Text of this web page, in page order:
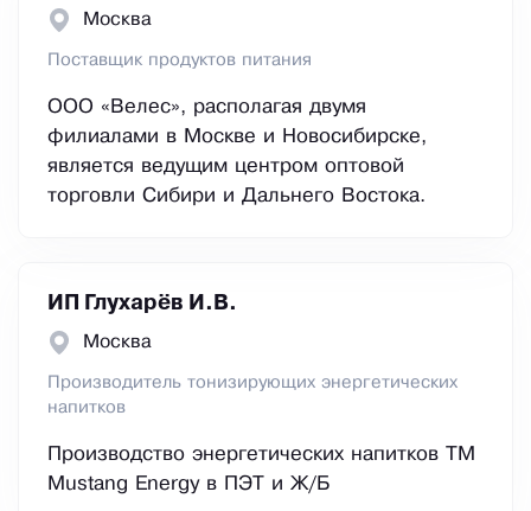
Москва
Поставщик продуктов питания
ООО «Велес», располагая двумя
филиалами в Москве и Новосибирске,
является ведущим центром оптовой
торговли Сибири и Дальнего Востока.
ИП Глухарёв И.В.
Москва
Производитель тонизирующих энергетических
напитков
Производство энергетических напитков ТМ
Mustang Energy в ПЭТ и Ж/Б